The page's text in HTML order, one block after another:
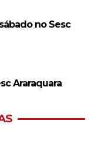
no Sesc
Araraquara